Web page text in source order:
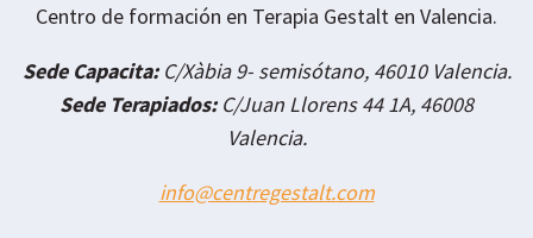
Centro de formación en Terapia Gestalt en Valencia.
Sede Capacita:C/Xàbia 9- semisótano, 46010 Valencia.
Sede Terapiados:C/Juan Llorens 44 1A, 46008
Valencia.
info@centregestalt.com